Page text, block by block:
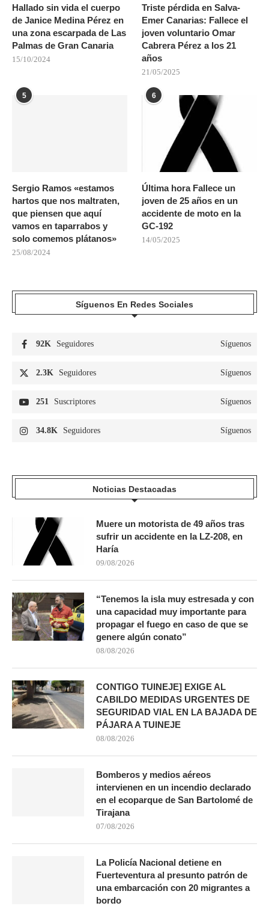
Hallado sin vida el cuerpo
de Janice Medina Pérez en
una zona escarpada de Las
Palmas de Gran Canaria
15/10/2024
Triste pérdida en Salva-
Emer Canarias: Fallece el
joven voluntario Omar
Cabrera Pérez a los 21
años
21/05/2025
5
Sergio Ramos «estamos
hartos que nos maltraten,
que piensen que aquí
vamos en taparrabos y
solo comemos plátanos»
25/08/2024
6
Última hora Fallece un
joven de 25 años en un
accidente de moto en la
GC-192
14/05/2025
Síguenos En Redes Sociales
92K Seguidores Síguenos
2.3K Seguidores Síguenos
251 Suscriptores Síguenos
34.8K Seguidores Síguenos
Noticias Destacadas
Muere un motorista de 49 años tras
sufrir un accidente en la LZ-208, en
Haría
09/08/2026
“Tenemos la isla muy estresada y con
una capacidad muy importante para
propagar el fuego en caso de que se
genere algún conato”
08/08/2026
CONTIGO TUINEJE] EXIGE AL
CABILDO MEDIDAS URGENTES DE
SEGURIDAD VIAL EN LA BAJADA DE
PÁJARA A TUINEJE
08/08/2026
Bomberos y medios aéreos
intervienen en un incendio declarado
en el ecoparque de San Bartolomé de
Tirajana
07/08/2026
La Policía Nacional detiene en
Fuerteventura al presunto patrón de
una embarcación con 20 migrantes a
bordo